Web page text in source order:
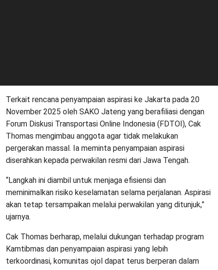
Terkait rencana penyampaian aspirasi ke Jakarta pada 20
November 2025 oleh SAKO Jateng yang berafiliasi dengan
Forum Diskusi Transportasi Online Indonesia (FDTOI), Cak
Thomas mengimbau anggota agar tidak melakukan
pergerakan massal. Ia meminta penyampaian aspirasi
diserahkan kepada perwakilan resmi dari Jawa Tengah.
“Langkah ini diambil untuk menjaga efisiensi dan
meminimalkan risiko keselamatan selama perjalanan. Aspirasi
akan tetap tersampaikan melalui perwakilan yang ditunjuk,”
ujarnya.
Cak Thomas berharap, melalui dukungan terhadap program
Kamtibmas dan penyampaian aspirasi yang lebih
terkoordinasi, komunitas ojol dapat terus berperan dalam